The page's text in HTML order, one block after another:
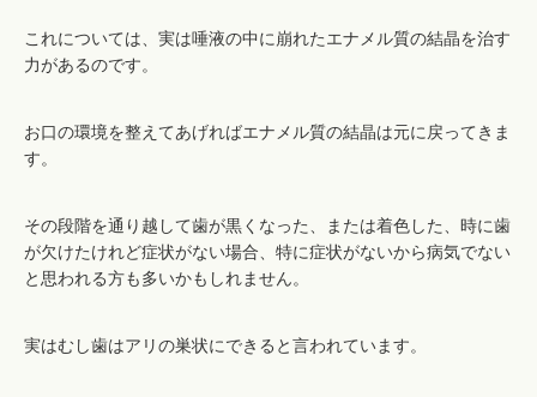
これについては、実は唾液の中に崩れたエナメル質の結晶を治す
力があるのです。
お口の環境を整えてあげればエナメル質の結晶は元に戻ってきま
す。
その段階を通り越して歯が黒くなった、または着色した、時に歯
が欠けたけれど症状がない場合、特に症状がないから病気でない
と思われる方も多いかもしれません。
実はむし歯はアリの巣状にできると言われています。